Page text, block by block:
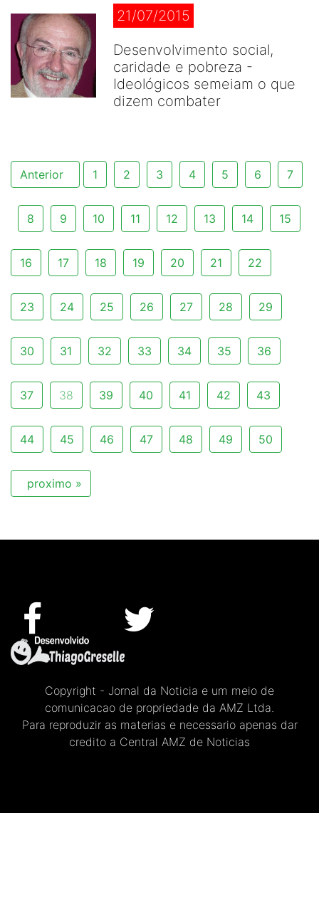
21/07/2015
Desenvolvimento social,
caridade e pobreza -
Ideológicos semeiam o que
dizem combater
Anterior 1 2 3 4 5 6 7
8 9 10 11 12 13 14 15
16 17 18 19 20 21 22
23 24 25 26 27 28 29
30 31 32 33 34 35 36
37 38 39 40 41 42 43
44 45 46 47 48 49 50
proximo »
Copyright - Jornal da Noticia e um meio de
comunicacao de propriedade da AMZ Ltda.
Para reproduzir as materias e necessario apenas dar
credito a Central AMZ de Noticias